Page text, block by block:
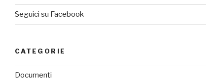
Seguici su Facebook
CATEGORIE
Documenti